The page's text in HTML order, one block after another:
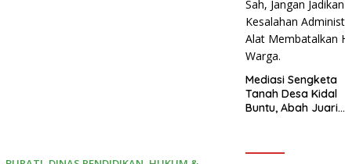
Mediasi Sengketa
Tanah Desa Kidal
Buntu, Abah Juari
Jadikan Kesalahan